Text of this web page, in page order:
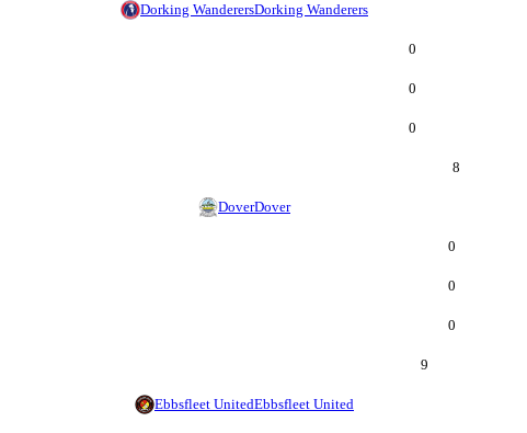
Dorking WanderersDorking Wanderers
0
0
0
8
DoverDover
0
0
0
9
Ebbsfleet UnitedEbbsfleet United